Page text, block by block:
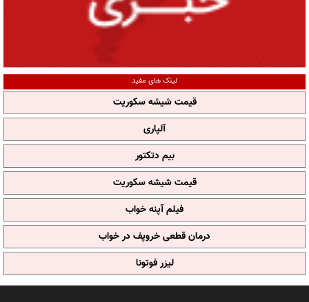
لینک های مفید
قیمت شیشه سکوریت
آلپاری
بیم دتکتور
قیمت شیشه سکوریت
فیلم آپنه خواب
درمان قطعی خروپف در خواب
لیزر فوتونا